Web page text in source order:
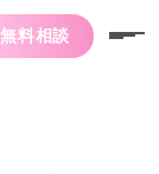
無料相談